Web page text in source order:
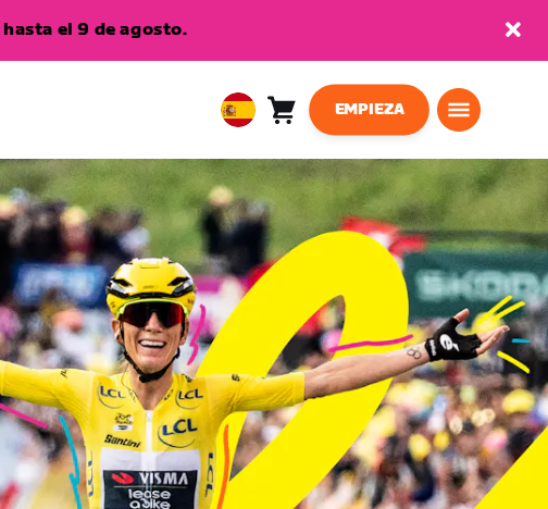
el 9 de agosto.
European
Español
Carro
0
EMPIEZA